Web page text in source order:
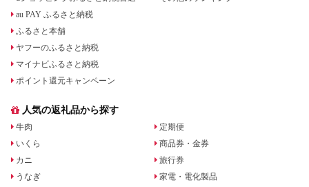
au PAY ふるさと納税
ふるさと本舗
ヤフーのふるさと納税
マイナビふるさと納税
ポイント還元キャンペーン
人気の返礼品から探す
牛肉
いくら
カニ
うなぎ
定期便
商品券・金券
旅行券
家電・電化製品